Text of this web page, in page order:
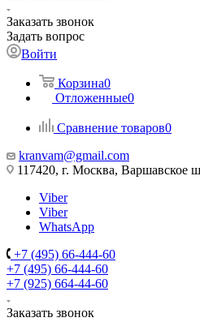
Заказать звонок
Задать вопрос
Войти
Корзина0
Отложенные0
Сравнение товаров0
kranvam@gmail.com
117420, г. Москва, Варшавское
Viber
Viber
WhatsApp
+7 (495) 66-444-60
+7 (495) 66-444-60
+7 (925) 664-44-60
Заказать звонок